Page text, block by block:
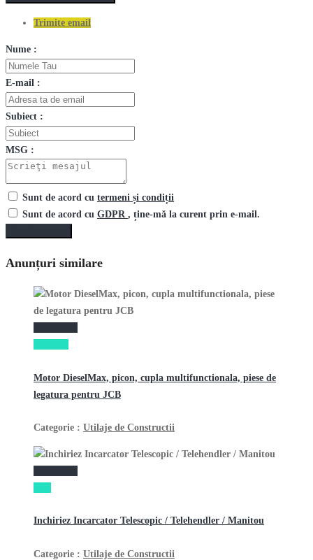
Trimite email
Nume :
E-mail :
Subiect :
MSG :
Sunt de acord cu termeni și condiții
Sunt de acord cu GDPR , ține-mă la curent prin e-mail.
Anunțuri similare
Motor DieselMax, picon, cupla multifunctionala, piese de
legatura pentru JCB
Categorie : Utilaje de Constructii
Inchiriez Incarcator Telescopic / Telehendler / Manitou
Categorie : Utilaje de Constructii